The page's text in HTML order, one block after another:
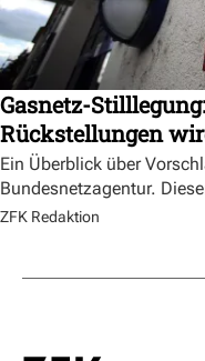
Gasnetz-
Rückstellungen
Ein Überblick über
Bundesnetzagentur.
ZFK Redaktion